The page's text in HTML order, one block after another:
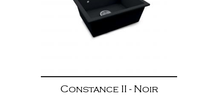
Constance II - Noir